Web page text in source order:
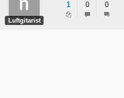
Luftgitarist
1 0 0